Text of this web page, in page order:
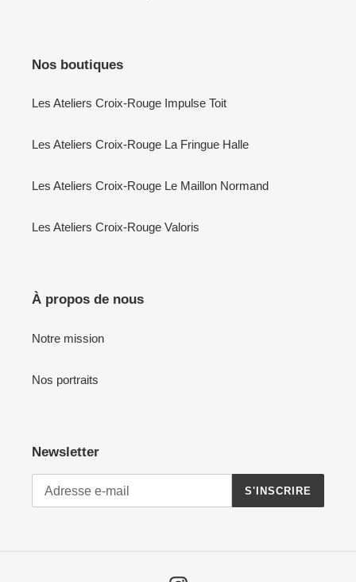
Nos boutiques
Les Ateliers Croix-Rouge Impulse Toit
Les Ateliers Croix-Rouge La Fringue Halle
Les Ateliers Croix-Rouge Le Maillon Normand
Les Ateliers Croix-Rouge Valoris
À propos de nous
Notre mission
Nos portraits
Newsletter
S'INSCRIRE